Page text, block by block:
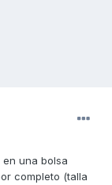
una bolsa
completo (talla